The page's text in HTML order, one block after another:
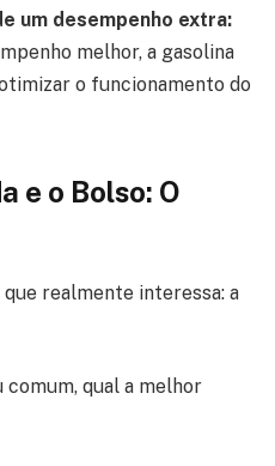
um desempenho extra:
melhor, a gasolina
o funcionamento do
e o Bolso: O
realmente interessa: a
comum, qual a melhor